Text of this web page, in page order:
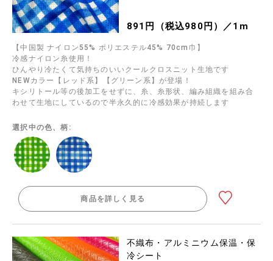
891円（税込980円）／1m
【中国製 ナイロン55% ポリエステル45% 70cm巾】
冷感ナイロン糸使用！
ひんやり冷たくて気持ちのいいクールクロスニット生地です
NEWカラー【レッド系】【グリーン系】が登場！
キシリトール等の後加工をせずに、糸、糸形状、編み組織を組み合
わせて生地にしているので半永久的に冷感効果が持続します
選択中の色、柄:
商品を詳しく見る
不織布・アルミニウム保温・保
冷シート